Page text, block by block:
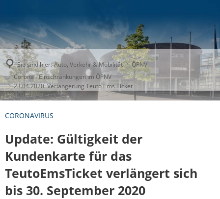
Sie sind hier: Auto, Verkehr & Mobilität
ÖPNV
Corona - Einschränkungen im ÖPNV
23.04.2020: Verlängerung Teuto Ems Ticket
CORONAVIRUS
Update: Gültigkeit der
Kundenkarte für das
TeutoEmsTicket verlängert sich
bis 30. September 2020